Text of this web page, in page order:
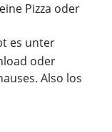
Pizza oder
es unter
oder
Also los